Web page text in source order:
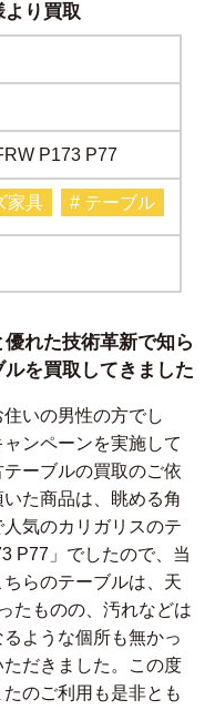
り買取
P173 P77
家具 # テーブル
れた技術革新で知ら
を買取してきました
いの男性の方でし
ンペーンを実施して
ーブルの買取のご依
た商品は、眺める角
気のカリガリスのテ
P77」でしたので、当
らのテーブルは、天
たものの、汚れなどは
ような個所も無かっ
だきました。この度
のご利用も是非とも